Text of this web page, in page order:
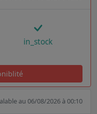
in_stock
au 06/08/2026 à 00:10